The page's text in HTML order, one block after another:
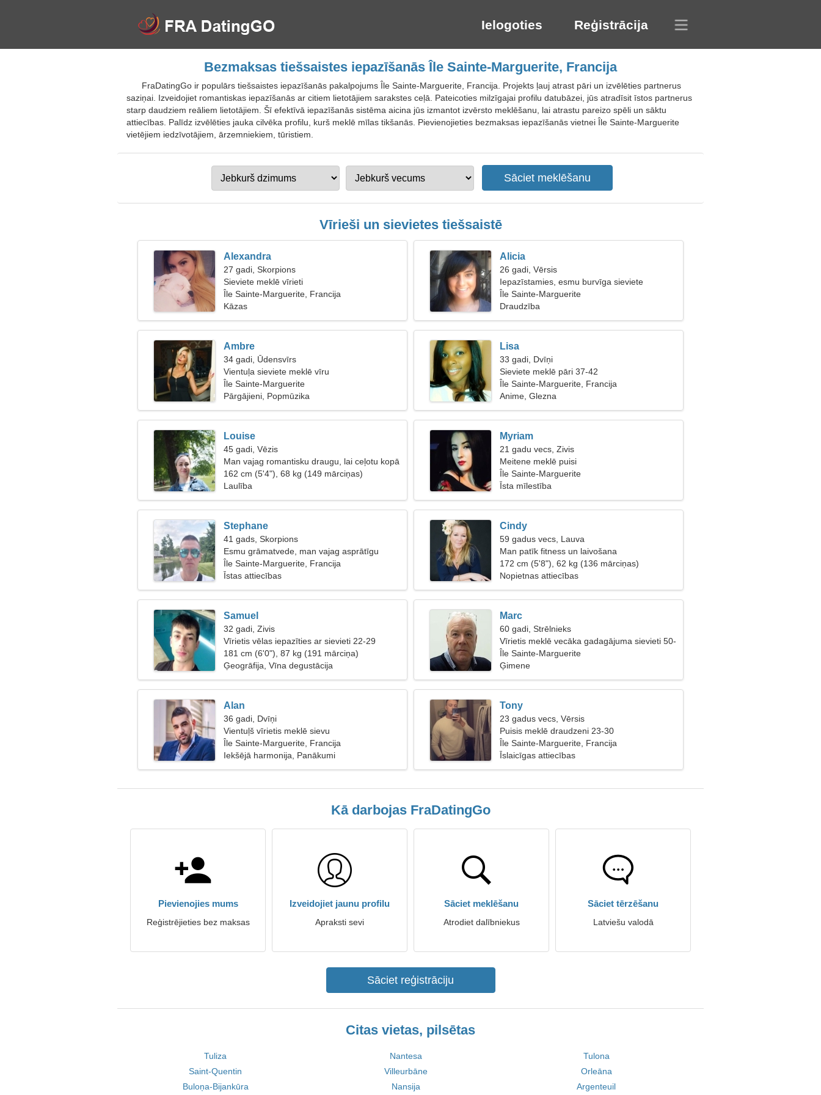
Ielogoties Reģistrācija
Bezmaksas tiešsaistes iepazīšanās Île Sainte-Marguerite, Francija
FraDatingGo ir populārs tiešsaistes iepazīšanās pakalpojums Île Sainte-Marguerite, Francija. Projekts ļauj atrast pāri un izvēlēties partnerus
saziņai. Izveidojiet romantiskas iepazīšanās ar citiem lietotājiem sarakstes ceļā. Pateicoties milzīgajai profilu datubāzei, jūs atradīsit īstos partnerus
starp daudziem reāliem lietotājiem. Šī efektīvā iepazīšanās sistēma aicina jūs izmantot izvērsto meklēšanu, lai atrastu pareizo spēli un sāktu
attiecības. Palīdz izvēlēties jauka cilvēka profilu, kurš meklē mīlas tikšanās. Pievienojieties bezmaksas iepazīšanās vietnei Île Sainte-Marguerite
vietējiem iedzīvotājiem, ārzemniekiem, tūristiem.
Vīrieši un sievietes tiešsaistē
Alexandra
27 gadi, Skorpions
Sieviete meklē vīrieti
Île Sainte-Marguerite, Francija
Kāzas
Alicia
26 gadi, Vērsis
Iepazīstamies, esmu burvīga sieviete
Île Sainte-Marguerite
Draudzība
Ambre
34 gadi, Ūdensvīrs
Vientuļa sieviete meklē vīru
Île Sainte-Marguerite
Pārgājieni, Popmūzika
Lisa
33 gadi, Dvīņi
Sieviete meklē pāri 37-42
Île Sainte-Marguerite, Francija
Anime, Glezna
Louise
45 gadi, Vēzis
Man vajag romantisku draugu, lai ceļotu kopā
162 cm (5'4"), 68 kg (149 mārciņas)
Laulība
Myriam
21 gadu vecs, Zivis
Meitene meklē puisi
Île Sainte-Marguerite
Īsta mīlestība
Stephane
41 gads, Skorpions
Esmu grāmatvede, man vajag asprātīgu
sievieti
Île Sainte-Marguerite, Francija
Īstas attiecības
Cindy
59 gadus vecs, Lauva
Man patīk fitness un laivošana
172 cm (5'8"), 62 kg (136 mārciņas)
Nopietnas attiecības
Samuel
32 gadi, Zivis
Vīrietis vēlas iepazīties ar sievieti 22-29
181 cm (6'0"), 87 kg (191 mārciņa)
Ģeogrāfija, Vīna degustācija
Marc
60 gadi, Strēlnieks
Vīrietis meklē vecāka gadagājuma sievieti 50-
55
Île Sainte-Marguerite
Ģimene
Alan
36 gadi, Dvīņi
Vientuļš vīrietis meklē sievu
Île Sainte-Marguerite, Francija
Iekšējā harmonija, Panākumi
Tony
23 gadus vecs, Vērsis
Puisis meklē draudzeni 23-30
Île Sainte-Marguerite, Francija
Īslaicīgas attiecības
Kā darbojas FraDatingGo
Pievienojies mums
Reģistrējieties bez maksas
Izveidojiet jaunu profilu
Apraksti sevi
Sāciet meklēšanu
Atrodiet dalībniekus
Sāciet tērzēšanu
Latviešu valodā
Sāciet reģistrāciju
Citas vietas, pilsētas
Tuliza Nantesa
Tulona
Saint-Quentin
Villeurbāne
Orleāna
Buloņa-Bijankūra
Nansija Argenteuil